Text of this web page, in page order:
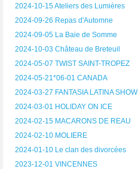
2024-10-15 Ateliers des Lumières
2024-09-26 Repas d'Automne
2024-09-05 La Baie de Somme
2024-10-03 Château de Breteuil
2024-05-07 TWIST SAINT-TROPEZ
2024-05-21*06-01 CANADA
2024-03-27 FANTASIA LATINA SHOW
2024-03-01 HOLIDAY ON ICE
2024-02-15 MACARONS DE REAU
2024-02-10 MOLIERE
2024-01-10 Le clan des divorcées
2023-12-01 VINCENNES